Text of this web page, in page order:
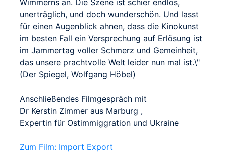
unerträglich, und doch wunderschön. Und lasst
für einen Augenblick ahnen, dass die Kinokunst
im besten Fall ein Versprechung auf Erlösung ist
im Jammertag voller Schmerz und Gemeinheit,
das unsere prachtvolle Welt leider nun mal ist.\"
(Der Spiegel, Wolfgang Höbel)
Anschließendes Filmgespräch mit
Dr Kerstin Zimmer aus Marburg ,
Expertin für Ostimmiggration und Ukraine
Zum Film: Import Export